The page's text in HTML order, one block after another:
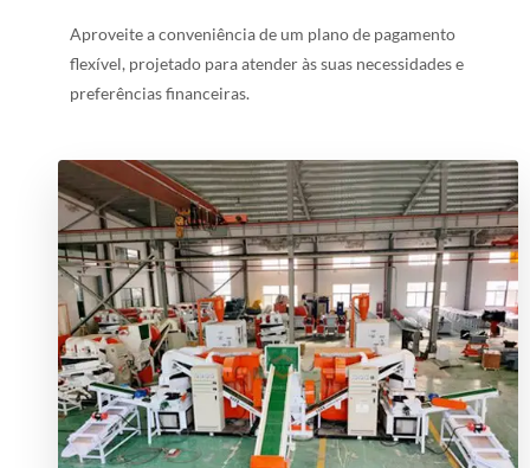
Aproveite a conveniência de um plano de pagamento
flexível, projetado para atender às suas necessidades e
preferências financeiras.